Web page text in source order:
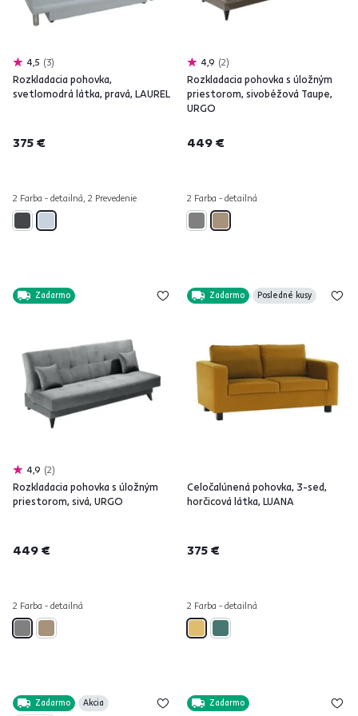
4,5 3
Rozkladacia pohovka,
svetlomodrá látka, pravá, LAUREL
375 €
2 Farba - detailná, 2 Prevedenie
4,9 2
Rozkladacia pohovka s úložným
priestorom, sivobéžová Taupe,
URGO
449 €
2 Farba - detailná
Zadarmo
4,9 2
Rozkladacia pohovka s úložným
priestorom, sivá, URGO
449 €
2 Farba - detailná
Zadarmo Posledné kusy
Celočalúnená pohovka, 3-sed,
horčicová látka, LUANA
375 €
2 Farba - detailná
Zadarmo Akcia Zadarmo